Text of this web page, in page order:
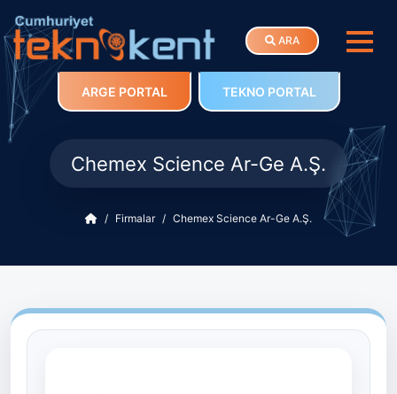
ARA
ARGE PORTAL TEKNO PORTAL
Chemex Science Ar-Ge A.Ş.
Firmalar Chemex Science Ar-Ge A.Ş.